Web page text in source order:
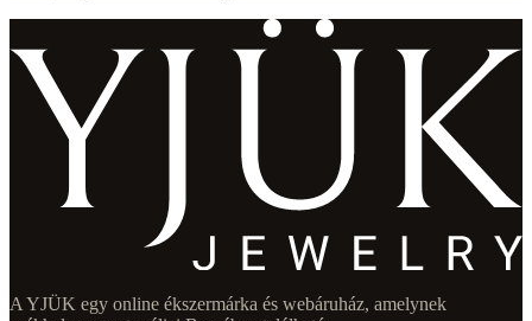
A YJÜK egy online ékszermárka és webáruház, amelynek